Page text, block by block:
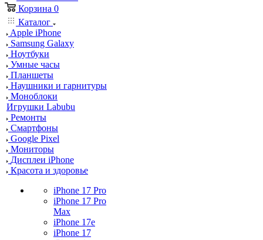
Корзина 0
Каталог
Apple iPhone
Samsung Galaxy
Ноутбуки
Умные часы
Планшеты
Наушники и гарнитуры
Моноблоки
Игрушки Labubu
Ремонты
Смартфоны
Google Pixel
Мониторы
Дисплеи iPhone
Красота и здоровье
iPhone 17 Pro
iPhone 17 Pro
Max
iPhone 17e
iPhone 17